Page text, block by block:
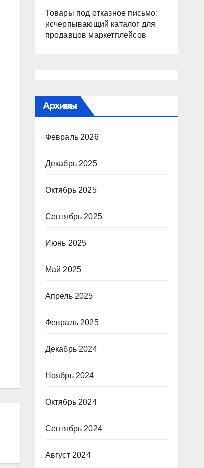
Товары под отказное письмо:
исчерпывающий каталог для
продавцов маркетплейсов
Архивы
Февраль 2026
Декабрь 2025
Октябрь 2025
Сентябрь 2025
Июнь 2025
Май 2025
Апрель 2025
Февраль 2025
Декабрь 2024
Ноябрь 2024
Октябрь 2024
Сентябрь 2024
Август 2024